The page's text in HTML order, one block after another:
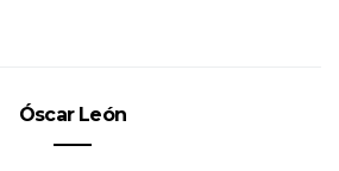
Óscar León